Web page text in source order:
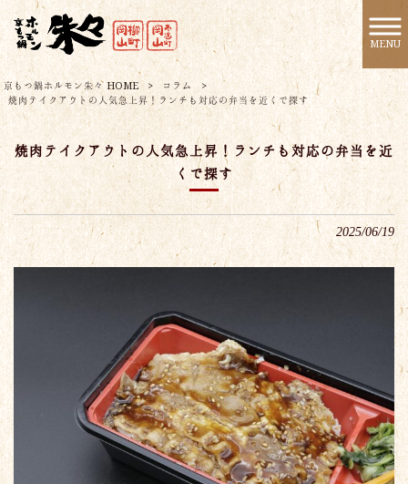
MENU
京もつ鍋ホルモン朱々 HOME > コラム
>
焼肉テイクアウトの人気急上昇！ランチも対応の弁当を近くで探す
焼肉テイクアウトの人気急上昇！ランチも対応の弁当を近
くで探す
2025/06/19